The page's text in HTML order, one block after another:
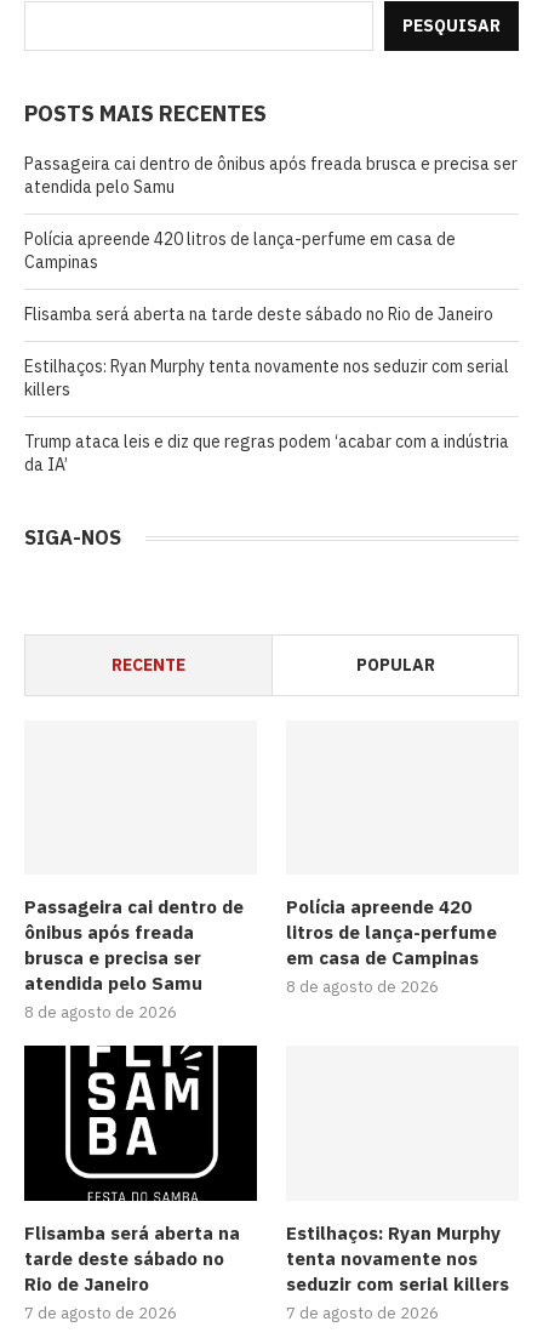
PESQUISAR
POSTS MAIS RECENTES
Passageira cai dentro de ônibus após freada brusca e precisa ser
atendida pelo Samu
Polícia apreende 420 litros de lança-perfume em casa de
Campinas
Flisamba será aberta na tarde deste sábado no Rio de Janeiro
Estilhaços: Ryan Murphy tenta novamente nos seduzir com serial
killers
Trump ataca leis e diz que regras podem ‘acabar com a indústria
da IA’
SIGA-NOS
RECENTE POPULAR
Passageira cai dentro de
ônibus após freada
brusca e precisa ser
atendida pelo Samu
8 de agosto de 2026
Polícia apreende 420
litros de lança-perfume
em casa de Campinas
8 de agosto de 2026
Flisamba será aberta na
tarde deste sábado no
Rio de Janeiro
7 de agosto de 2026
Estilhaços: Ryan Murphy
tenta novamente nos
seduzir com serial killers
7 de agosto de 2026